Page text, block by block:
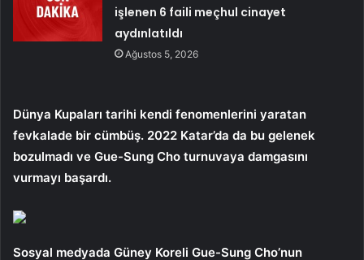
işlenen 6 faili meçhul cinayet
aydınlatıldı
Ağustos 5, 2026
Dünya Kupaları tarihi kendi fenomenlerini yaratan
fevkalade bir cümbüş. 2022 Katar’da da bu gelenek
bozulmadı ve Gue-Sung Cho turnuvaya damgasını
vurmayı başardı.
Sosyal medyada Güney Koreli Gue-Sung Cho’nun